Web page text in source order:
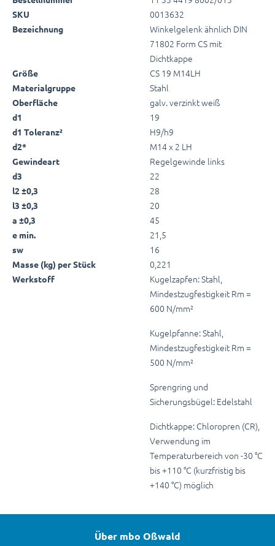
SKU 0013632
Bezeichnung
Winkelgelenk ähnlich DIN
71802 Form CS mit
Dichtkappe
Größe CS 19 M14LH
Materialgruppe Stahl
Oberfläche galv. verzinkt weiß
d1 19
d1 Toleranz² H9/h9
d2* M14 x 2 LH
Gewindeart Regelgewinde links
d3 22
l2 ±0,3 28
l3 ±0,3 20
a ±0,3 45
e min. 21,5
sw 16
Masse (kg) per Stück 0,221
Werkstoff
Kugelzapfen: Stahl,
Mindestzugfestigkeit Rm =
600 N/mm²
Kugelpfanne: Stahl,
Mindestzugfestigkeit Rm =
500 N/mm²
Sprengring und
Sicherungsbügel: Edelstahl
Dichtkappe: Chloropren (CR),
Verwendung im
Temperaturbereich von -30 °C
bis +110 °C (kurzfristig bis
+140 °C) möglich
Über mbo Oßwald